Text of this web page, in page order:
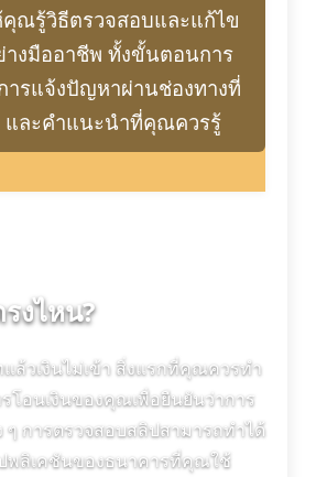
คุณรู้วิธีตรวจสอบและแก้ไข
งมืออาชีพ ทั้งขั้นตอนการ
ารแจ้งปัญหาผ่านช่องทางที่
และคำแนะนำที่คุณควรรู้
งไหน?
แล้วเงินไม่เข้า สิ่งแรกที่คุณควรทำ
โอนเงินของคุณเพื่อยืนยันว่าการ
ๆ การตรวจสอบสลิปสามารถทำได้
พลิเคชันของธนาคารที่คุณใช้